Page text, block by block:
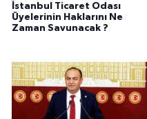
İstanbul Ticaret Odası
Üyelerinin Haklarını Ne
Zaman Savunacak ?